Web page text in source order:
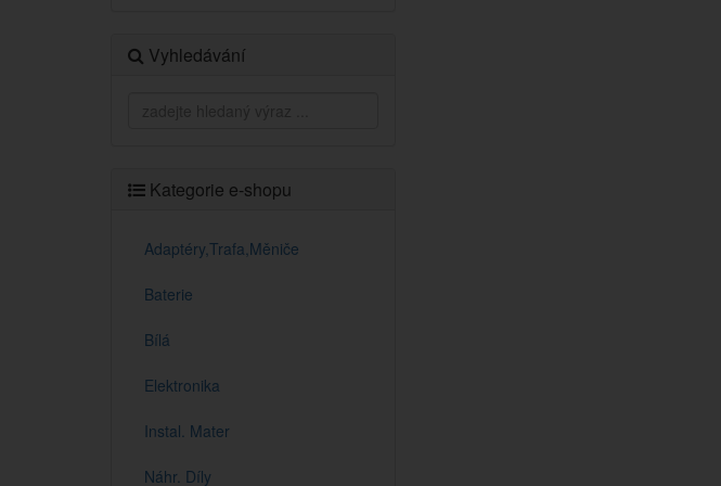
Vyhledávání
Kategorie e-shopu
Adaptéry,Trafa,Měniče
Baterie
Bílá
Elektronika
Instal. Mater
Náhr. Díly